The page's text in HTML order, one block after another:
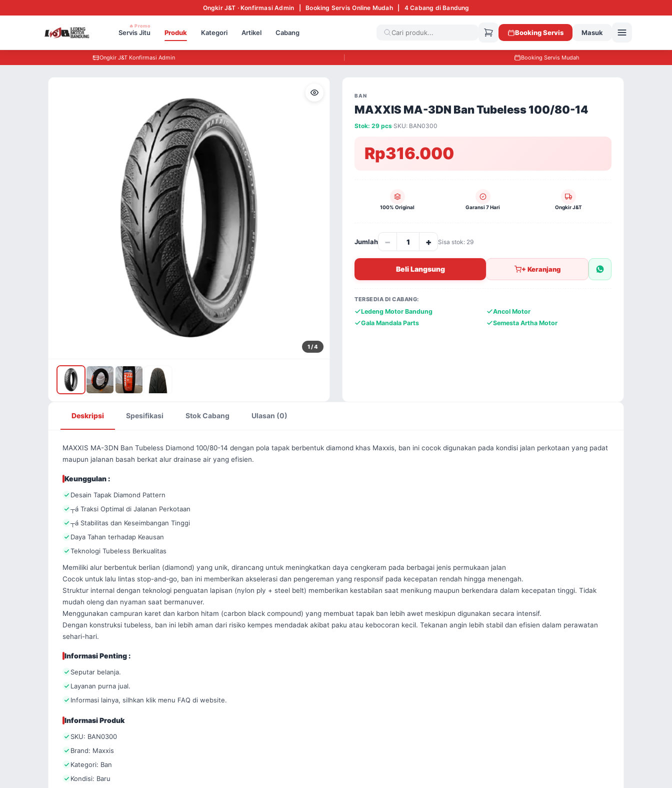
Ongkir J&T · Konfirmasi Admin | Booking Servis Online Mudah | 4 Cabang di Bandung
Servis Jitu
🔥 Promo
Produk Kategori Artikel Cabang Booking Servis Masuk
Ongkir J&T Konfirmasi Admin Booking Servis Mudah
1/ 4
BAN
MAXXIS MA-3DN Ban Tubeless 100/80-14
Stok: 29 pcs·SKU: BAN0300
Rp316.000
100% Original Garansi 7 Hari Ongkir J&T
Jumlah − + Sisa stok: 29
Beli Langsung + Keranjang
TERSEDIA DI CABANG:
Ledeng Motor Bandung
Ancol Motor
Gala Mandala Parts
Semesta Artha Motor
Deskripsi Spesifikasi Stok Cabang Ulasan (0)
MAXXIS MA-3DN Ban Tubeless Diamond 100/80-14 dengan pola tapak berbentuk diamond khas Maxxis, ban ini cocok digunakan pada kondisi jalan perkotaan yang padat
maupun jalanan basah berkat alur drainase air yang efisien.
Keunggulan :
Desain Tapak Diamond Pattern
┬á Traksi Optimal di Jalanan Perkotaan
┬á Stabilitas dan Keseimbangan Tinggi
Daya Tahan terhadap Keausan
Teknologi Tubeless Berkualitas
Memiliki alur berbentuk berlian (diamond) yang unik, dirancang untuk meningkatkan daya cengkeram pada berbagai jenis permukaan jalan
Cocok untuk lalu lintas stop-and-go, ban ini memberikan akselerasi dan pengereman yang responsif pada kecepatan rendah hingga menengah.
Struktur internal dengan teknologi penguatan lapisan (nylon ply + steel belt) memberikan kestabilan saat menikung maupun berkendara dalam kecepatan tinggi. Tidak
mudah oleng dan nyaman saat bermanuver.
Menggunakan campuran karet dan karbon hitam (carbon black compound) yang membuat tapak ban lebih awet meskipun digunakan secara intensif.
Dengan konstruksi tubeless, ban ini lebih aman dari risiko kempes mendadak akibat paku atau kebocoran kecil. Tekanan angin lebih stabil dan efisien dalam perawatan
sehari-hari.
Informasi Penting :
Seputar belanja.
Layanan purna jual.
Informasi lainya, silhkan klik menu FAQ di website.
Informasi Produk
SKU: BAN0300
Brand: Maxxis
Kategori: Ban
Kondisi: Baru